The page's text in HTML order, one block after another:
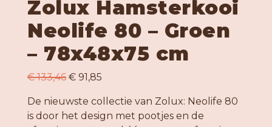
Zolux Hamsterkooi
Neolife 80 – Groen
– 78x48x75 cm
€ 133,46 € 91,85
De nieuwste collectie van Zolux: Neolife 80
is door het design met pootjes en de